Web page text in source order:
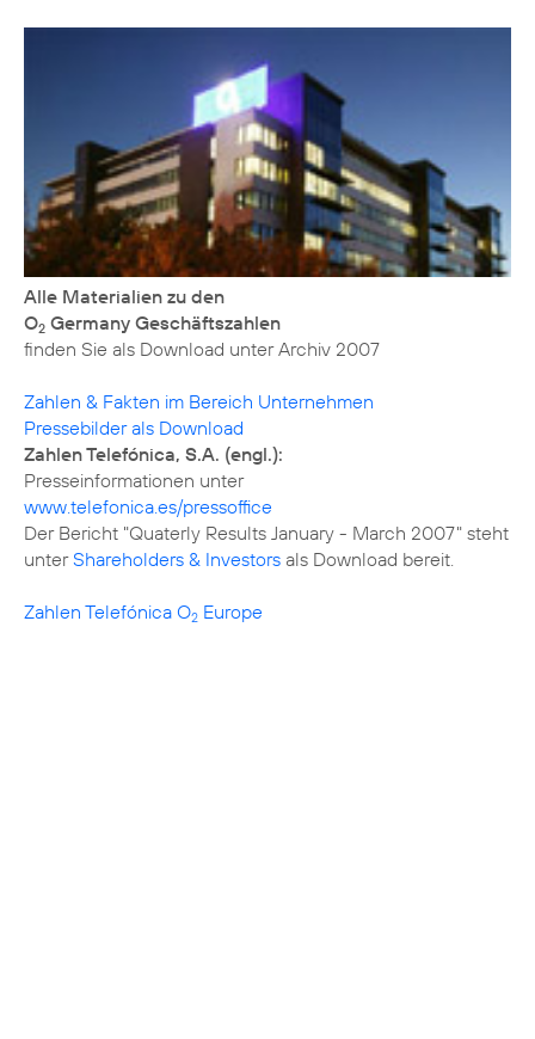
Alle Materialien zu den
O2 Germany Geschäftszahlen
finden Sie als Download unterArchiv 2007
Zahlen & Fakten im Bereich Unternehmen
Pressebilder als Download
Zahlen Telefónica, S.A. (engl.):
www.telefonica.es/pressoffice
Der Bericht "Quaterly Results January - March 2007" steht
unterShareholders & Investors als Download bereit.
Zahlen Telefónica O2 Europe